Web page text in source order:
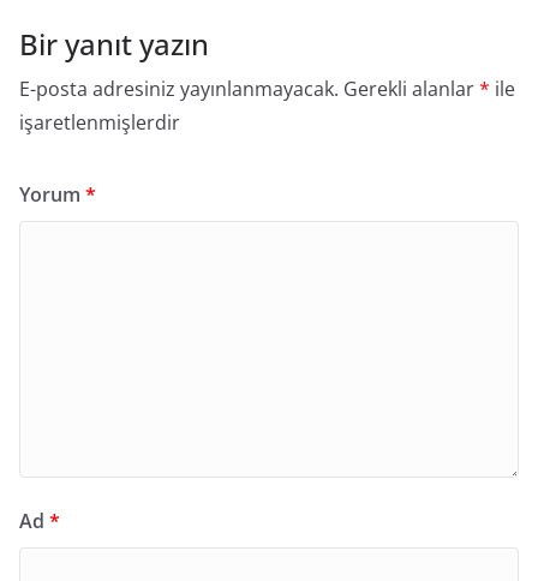
Bir yanıt yazın
E-posta adresiniz yayınlanmayacak. Gerekli alanlar* ile
işaretlenmişlerdir
Yorum *
Ad *